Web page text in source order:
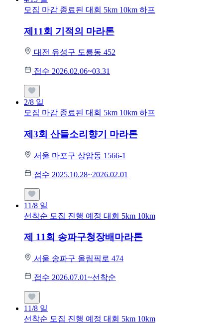
모집 마감 종료된 대회 5km 10km 하프
제11회 기적의 마라톤
대전 유성구 도룡동 452
접수 2026.02.06~03.31
2/8 일
모집 마감 종료된 대회 5km 10km 하프
제3회 산들소리향기 마라톤
서울 마포구 상암동 1566-1
접수 2025.10.28~2026.02.01
11/8 일
선착순 모집 진행 예정 대회 5km 10km
제 11회 송파구청장배마라톤
서울 송파구 올림픽로 474
접수 2026.07.01~선착순
11/8 일
선착순 모집 진행 예정 대회 5km 10km